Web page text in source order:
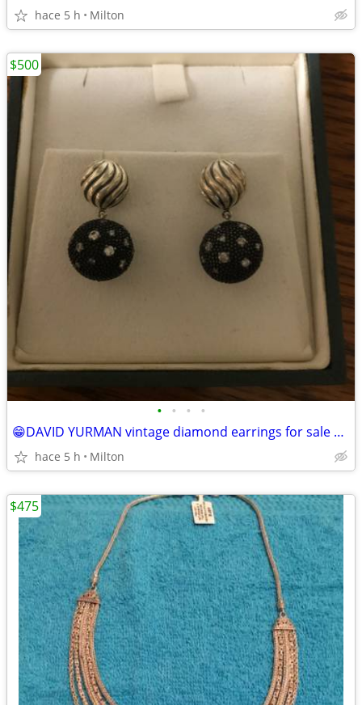
hace 5 h Milton
• • • •
😁DAVID YURMAN vintage diamond earrings for sale or trade
hace 5 h Milton
$500
$475